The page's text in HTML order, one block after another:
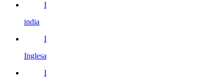
I
india
I
Inglesa
I